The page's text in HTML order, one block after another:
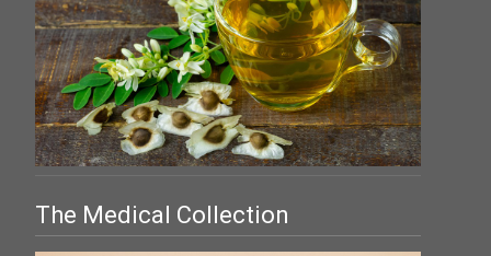
The Medical Collection